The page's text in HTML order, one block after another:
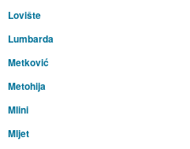
Lovište
Lumbarda
Metković
Metohija
Mlini
Mljet